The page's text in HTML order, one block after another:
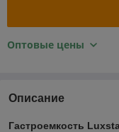
Оптовые цены
Описание
Гастроемкость